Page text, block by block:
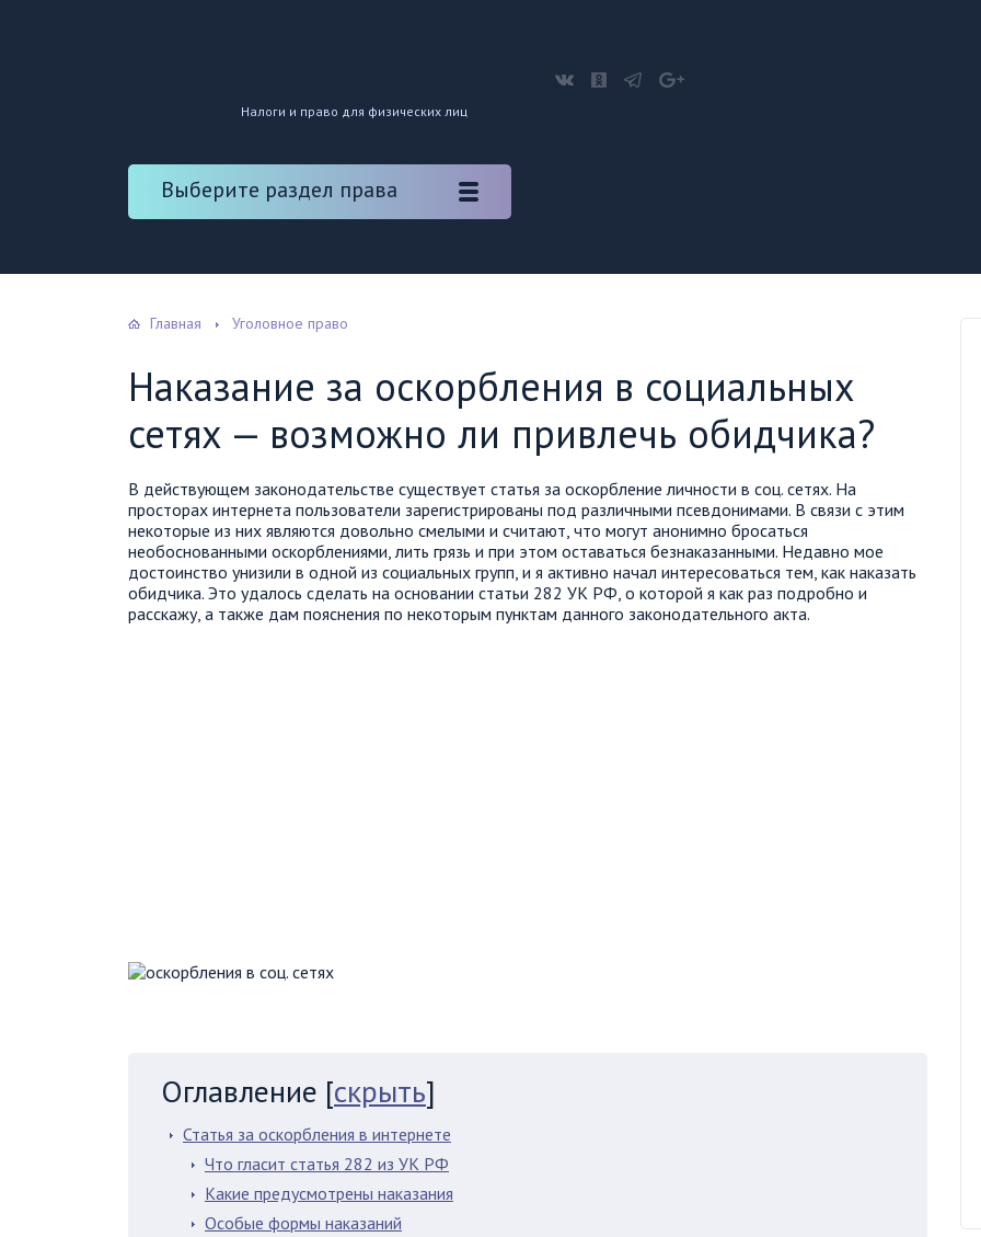
Налоги и право для физических лиц
Выберите раздел права
Главная Уголовное право
Наказание за оскорбления в социальных
сетях — возможно ли привлечь обидчика?
В действующем законодательстве существует статья за оскорбление личности в соц. сетях. На
просторах интернета пользователи зарегистрированы под различными псевдонимами. В связи с этим
некоторые из них являются довольно смелыми и считают, что могут анонимно бросаться
необоснованными оскорблениями, лить грязь и при этом оставаться безнаказанными. Недавно мое
достоинство унизили в одной из социальных групп, и я активно начал интересоваться тем, как наказать
обидчика. Это удалось сделать на основании статьи 282 УК РФ, о которой я как раз подробно и
расскажу, а также дам пояснения по некоторым пунктам данного законодательного акта.
Оглавление [скрыть]
Статья за оскорбления в интернете
Что гласит статья 282 из УК РФ
Какие предусмотрены наказания
Особые формы наказаний